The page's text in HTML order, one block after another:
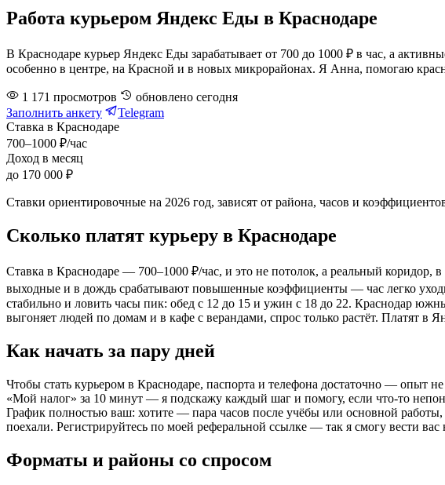
Работа курьером Яндекс Еды в Краснодаре
В Краснодаре курьер Яндекс Еды зарабатывает от 700 до 1000 ₽ в час, а
особенно в центре, на Красной и в новых микрорайонах. Я Анна, помогаю
1 171 просмотров обновлено сегодня
Заполнить анкету
Telegram
Ставка в Краснодаре
700–1000 ₽/час
Доход в месяц
до 170 000 ₽
Ставки ориентировочные на 2026 год, зависят от района, часов и
Сколько платят курьеру в Краснодаре
Ставка в Краснодаре — 700–1000 ₽/час, и это не потолок, а реальный
выходные и в дождь срабатывают повышенные коэффициенты — час легко
стабильно и ловить часы пик: обед с 12 до 15 и ужин с 18 до 22. Краснодар
выгоняет людей по домам и в кафе с верандами, спрос только растёт. Платят в
Как начать за пару дней
Чтобы стать курьером в Краснодаре, паспорта и телефона достаточно — опыт
«Мой налог» за 10 минут — я подскажу каждый шаг и помогу, если что-то
График полностью ваш: хотите — пара часов после учёбы или основной
поехали. Регистрируйтесь по моей реферальной ссылке — так я смогу вести вас
Форматы и районы со спросом